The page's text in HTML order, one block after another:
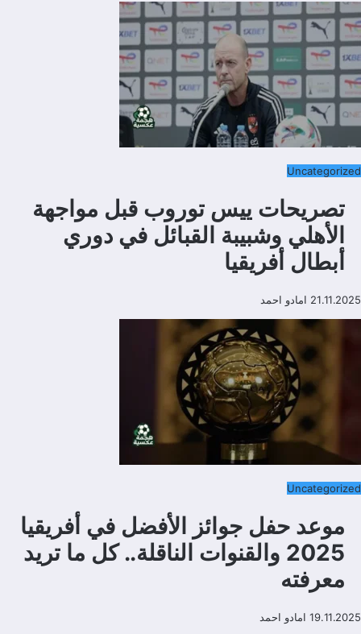
Uncategorized
تصريحات ييس توروب قبل مواجهة
الأهلي وشبيبة القبائل في دوري
أبطال أفريقيا
21.11.2025 امادو احمد
Uncategorized
موعد حفل جوائز الأفضل في أفريقيا
2025 والقنوات الناقلة.. كل ما تريد
معرفته
19.11.2025 امادو احمد